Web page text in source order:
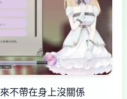
不帶在身上沒關係